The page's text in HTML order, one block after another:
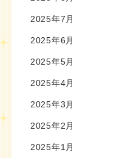
2025年7月
2025年6月
2025年5月
2025年4月
2025年3月
2025年2月
2025年1月